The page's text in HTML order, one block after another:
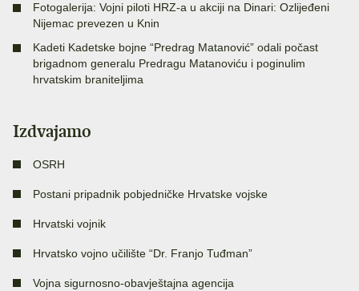
Fotogalerija: Vojni piloti HRZ-a u akciji na Dinari: Ozlijeđeni
Nijemac prevezen u Knin
Kadeti Kadetske bojne “Predrag Matanović” odali počast
brigadnom generalu Predragu Matanoviću i poginulim
hrvatskim braniteljima
Izdvajamo
OSRH
Postani pripadnik pobjedničke Hrvatske vojske
Hrvatski vojnik
Hrvatsko vojno učilište “Dr. Franjo Tuđman”
Vojna sigurnosno-obavještajna agencija